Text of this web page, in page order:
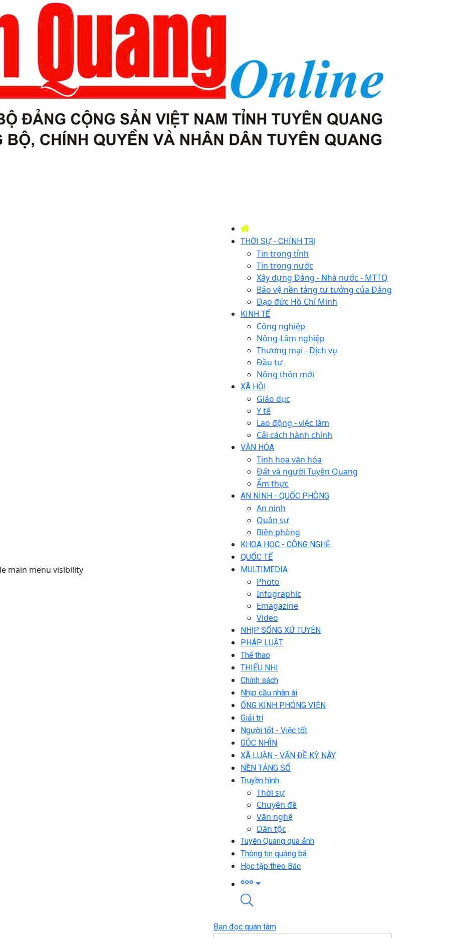
main menu visibility
THỜI SỰ - CHÍNH TRỊ
Tin trong tỉnh
Tin trong nước
Xây dựng Đảng - Nhà nước - MTTQ
Bảo vệ nền tảng tư tưởng của Đảng
Đạo đức Hồ Chí Minh
KINH TẾ
Công nghiệp
Nông-Lâm nghiệp
Thương mại - Dịch vụ
Đầu tư
Nông thôn mới
XÃ HỘI
Giáo dục
Y tế
Lao động - việc làm
Cải cách hành chính
VĂN HÓA
Tinh hoa văn hóa
Đất và người Tuyên Quang
Ẩm thực
AN NINH - QUỐC PHÒNG
An ninh
Quân sự
Biên phòng
KHOA HỌC - CÔNG NGHỆ
QUỐC TẾ
MULTIMEDIA
Photo
Infographic
Emagazine
Video
NHỊP SỐNG XỨ TUYÊN
PHÁP LUẬT
Thể thao
THIẾU NHI
Chính sách
Nhịp cầu nhân ái
ỐNG KÍNH PHÓNG VIÊN
Giải trí
Người tốt - Việc tốt
GÓC NHÌN
XÃ LUẬN - VẤN ĐỀ KỲ NÀY
NỀN TẢNG SỐ
Truyền hình
Thời sự
Chuyên đề
Văn nghệ
Dân tộc
Tuyên Quang qua ảnh
Thông tin quảng bá
Học tập theo Bác
Bạn đọc quan tâm